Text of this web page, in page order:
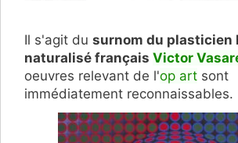
Il s'agit du surnom du plasticien
naturalisé français Victor
oeuvres relevant de l'op art sont
immédiatement reconnaissables.